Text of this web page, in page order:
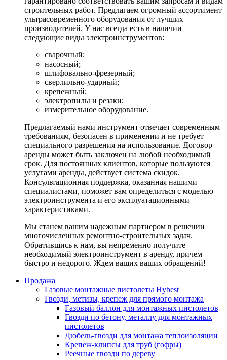
строительных работ. Предлагаем огромный ассортимент
ультрасовременного оборудования от лучших
производителей. У нас всегда есть в наличии
следующие виды электроинструментов:
сварочный;
насосный;
шлифовально-фрезерный;
сверлильно-ударный;
крепежный;
электропилы и резаки;
измерительное оборудование.
Предлагаемый нами инструмент отвечает современным
требованиям, безопасен в применении и не требует
специального разрешения на использование. Договор
аренды может быть заключен на любой необходимый
срок. Для постоянных клиентов, которые пользуются
услугами аренды, действует система скидок.
Консультационная поддержка, оказанная нашими
специалистами, поможет вам определиться с моделью
электроинструмента и его эксплуатационными
характеристиками.
Мы станем вашим надежным партнером в решении
многочисленных ремонтно-строительных задач.
Обратившись к нам, вы непременно получите
необходимый электроинструмент в аренду, причем
быстро и недорого. Ждем ваших ваших обращений!
Продажа
Газовые монтажные пистолеты Hybest
Гвозди, метизы, крепеж для прямого монтажа
Газовый баллон для монтажных пистолетов
Гвозди по бетону, металлу для монтажных
пистолетов
Дюбель-гвозди для монтажа теплоизоляции
Крепеж-клипсы для труб (гофры)
Реечные гвозди по дереву